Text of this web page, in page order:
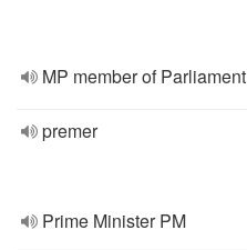
MP member of Parliament
premer
Prime Minister PM